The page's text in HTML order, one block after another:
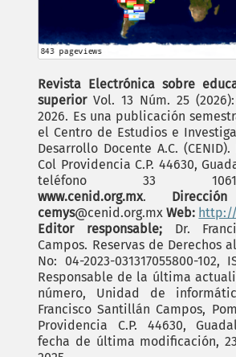
Revista Electrónica sobre
superiorVol. 13 Núm. 25
2026. Es una publicación
el Centro de Estudios e
Desarrollo Docente A.C.
Col Providencia C.P. 44630,
teléfono 33
www.cenid.org.mx.
cemys@cenid.org.mxWeb: http://
Editor responsable;Dr.
Campos. Reservas de Derechos
No: 04-2023-031317055800-102,
Responsable de la última
número, Unidad de
Francisco Santillán Campos,
Providencia C.P. 44630,
fecha de última modificación,